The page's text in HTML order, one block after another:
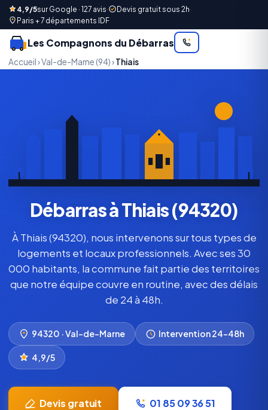
4,9/5sur Google · 127 avis· Devis gratuit sous 2h·
Paris + 7 départements IDF
Les Compagnons du Débarras
Accueil›Val-de-Marne (94)› Thiais
Débarras à Thiais (94320)
À Thiais (94320), nous intervenons sur tous types de
logements et locaux professionnels. Avec ses 30
000 habitants, la commune fait partie des territoires
que notre équipe couvre en routine, avec des délais
de 24 à 48h.
94320 · Val-de-Marne Intervention 24–48h
4,9/5
Devis gratuit 01 85 09 36 51